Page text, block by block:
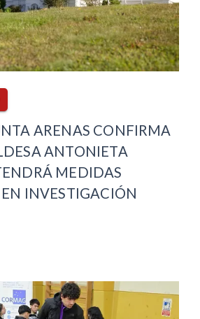
ARENAS CONFIRMA
ANTONIETA
MEDIDAS
INVESTIGACIÓN